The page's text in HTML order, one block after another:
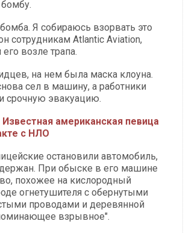
Я собираюсь взорвать это
сотрудникам Atlantic Aviation,
возле трапа.
на нем была маска клоуна.
сел в машину, а работники
срочную эвакуацию.
Известная американская певица
с НЛО
остановили автомобиль,
При обыске в его машине
похожее на кислородный
огнетушителя с обернутыми
проводами и деревянной
взрывное".